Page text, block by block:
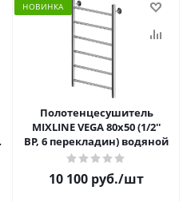
НОВИНКА
Полотенцесушитель
MIXLINE VEGA 80х50 (1/2''
ВР, 6 перекладин) водяной
10 100 руб./шт